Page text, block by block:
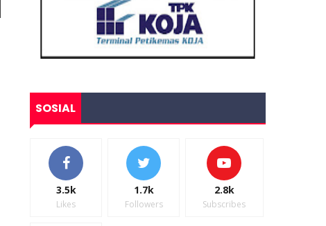
SOSIAL
3.5k
Likes
1.7k
Followers
2.8k
Subscribes